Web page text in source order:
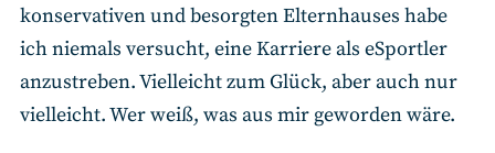
konservativen und besorgten Elternhauses habe
ich niemals versucht, eine Karriere als eSportler
anzustreben. Vielleicht zum Glück, aber auch nur
vielleicht. Wer weiß, was aus mir geworden wäre.